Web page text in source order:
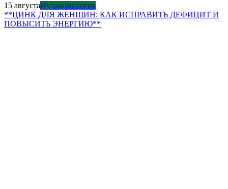
15 августаНутрициология
**ЦИНК ДЛЯ ЖЕНЩИН: КАК ИСПРАВИТЬ ДЕФИЦИТ И
ПОВЫСИТЬ ЭНЕРГИЮ**